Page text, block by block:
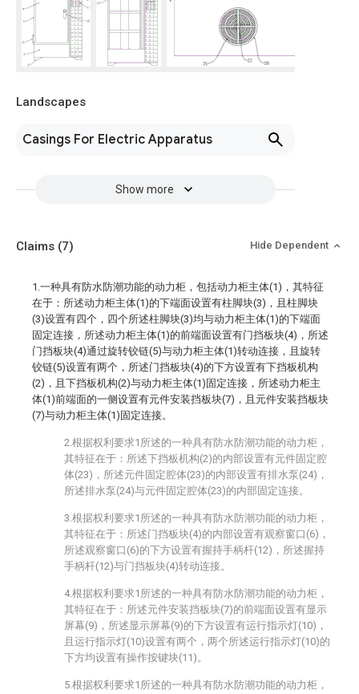
Landscapes
Casings For Electric Apparatus
Show more
Claims (7) Hide Dependent
1.一种具有防水防潮功能的动力柜，包括动力柜主体(1)，其特征
在于：所述动力柜主体(1)的下端面设置有柱脚块(3)，且柱脚块
(3)设置有四个，四个所述柱脚块(3)均与动力柜主体(1)的下端面
固定连接，所述动力柜主体(1)的前端面设置有门挡板块(4)，所述
门挡板块(4)通过旋转铰链(5)与动力柜主体(1)转动连接，且旋转
铰链(5)设置有两个，所述门挡板块(4)的下方设置有下挡板机构
(2)，且下挡板机构(2)与动力柜主体(1)固定连接，所述动力柜主
体(1)前端面的一侧设置有元件安装挡板块(7)，且元件安装挡板块
(7)与动力柜主体(1)固定连接。
2.根据权利要求1所述的一种具有防水防潮功能的动力柜，
其特征在于：所述下挡板机构(2)的内部设置有元件固定腔
体(23)，所述元件固定腔体(23)的内部设置有排水泵(24)，
所述排水泵(24)与元件固定腔体(23)的内部固定连接。
3.根据权利要求1所述的一种具有防水防潮功能的动力柜，
其特征在于：所述门挡板块(4)的内部设置有观察窗口(6)，
所述观察窗口(6)的下方设置有握持手柄杆(12)，所述握持
手柄杆(12)与门挡板块(4)转动连接。
4.根据权利要求1所述的一种具有防水防潮功能的动力柜，
其特征在于：所述元件安装挡板块(7)的前端面设置有显示
屏幕(9)，所述显示屏幕(9)的下方设置有运行指示灯(10)，
且运行指示灯(10)设置有两个，两个所述运行指示灯(10)的
下方均设置有操作按键块(11)。
5.根据权利要求1所述的一种具有防水防潮功能的动力柜，